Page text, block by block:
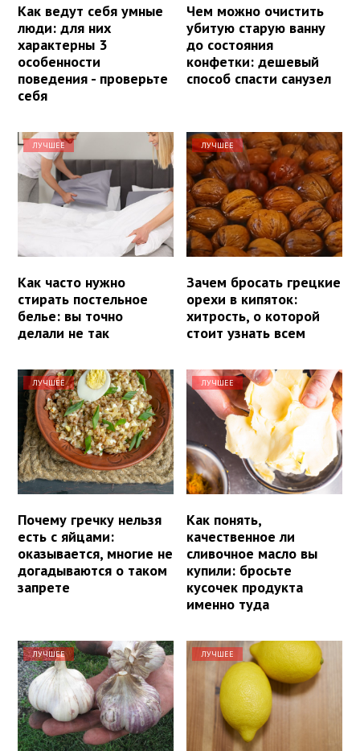
Как ведут себя умные
люди: для них
характерны 3
особенности
поведения - проверьте
себя
Чем можно очистить
убитую старую ванну
до состояния
конфетки: дешевый
способ спасти санузел
ЛУЧШЕЕ
Как часто нужно
стирать постельное
белье: вы точно
делали не так
ЛУЧШЕЕ
Зачем бросать грецкие
орехи в кипяток:
хитрость, о которой
стоит узнать всем
ЛУЧШЕЕ
Почему гречку нельзя
есть с яйцами:
оказывается, многие не
догадываются о таком
запрете
ЛУЧШЕЕ
Как понять,
качественное ли
сливочное масло вы
купили: бросьте
кусочек продукта
именно туда
ЛУЧШЕЕ ЛУЧШЕЕ